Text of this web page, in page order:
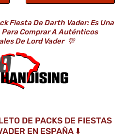
Fiesta De Darth Vader: Es Una
Comprar A Auténticos
De Lord Vader 💯
DE PACKS DE FIESTAS
EN ESPAÑA ⬇️